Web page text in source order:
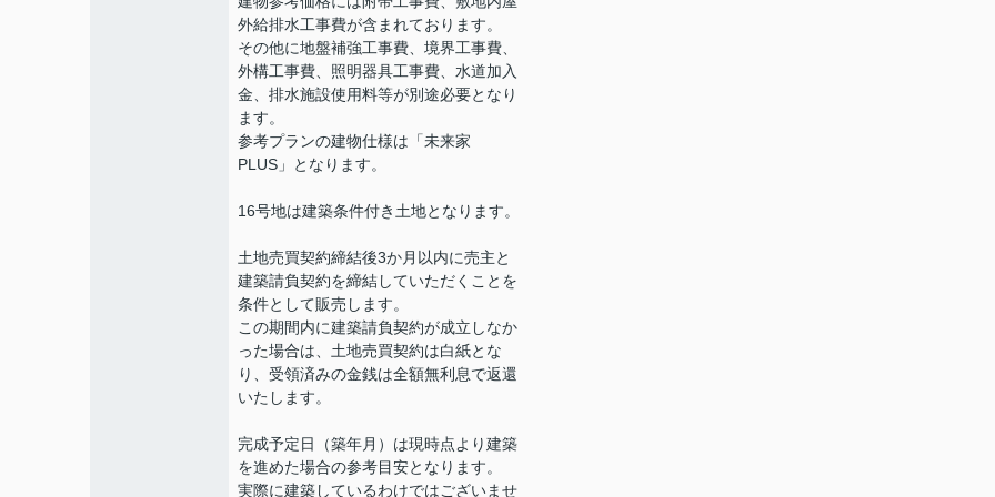
外給排水工事費が含まれております。
その他に地盤補強工事費、境界工事費、
外構工事費、照明器具工事費、水道加入
金、排水施設使用料等が別途必要となり
ます。
参考プランの建物仕様は「未来家
PLUS」となります。
16号地は建築条件付き土地となります。
土地売買契約締結後3か月以内に売主と
建築請負契約を締結していただくことを
条件として販売します。
この期間内に建築請負契約が成立しなか
った場合は、土地売買契約は白紙とな
り、受領済みの金銭は全額無利息で返還
いたします。
完成予定日（築年月）は現時点より建築
を進めた場合の参考目安となります。
実際に建築しているわけではございませ